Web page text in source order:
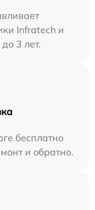
Infratech и
3 лет.
бесплатно
и обратно.